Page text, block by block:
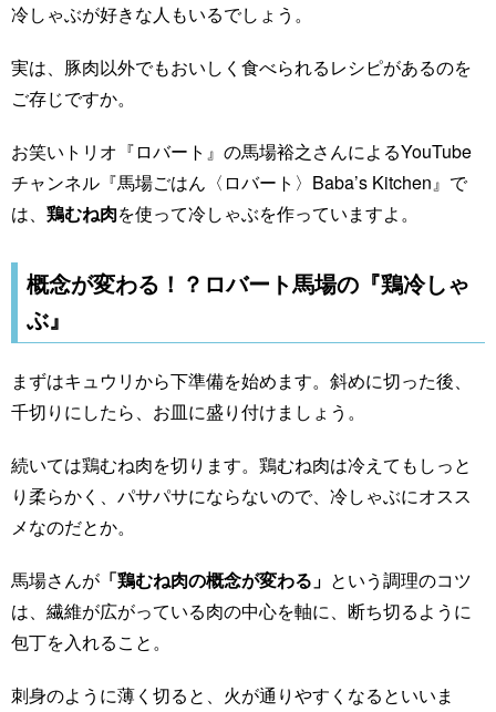
冷しゃぶが好きな人もいるでしょう。
実は、豚肉以外でもおいしく食べられるレシピがあるのを
ご存じですか。
お笑いトリオ『ロバート』の馬場裕之さんによるYouTube
チャンネル『馬場ごはん〈ロバート〉Baba’s Kitchen』で
は、 鶏むね肉を使って冷しゃぶを作っていますよ。
概念が変わる！？ロバート馬場の『鶏冷しゃ
ぶ』
まずはキュウリから下準備を始めます。斜めに切った後、
千切りにしたら、お皿に盛り付けましょう。
続いては鶏むね肉を切ります。鶏むね肉は冷えてもしっと
り柔らかく、パサパサにならないので、冷しゃぶにオスス
メなのだとか。
馬場さんが 「鶏むね肉の概念が変わる」 という調理のコツ
は、繊維が広がっている肉の中心を軸に、断ち切るように
包丁を入れること。
刺身のように薄く切ると、火が通りやすくなるといいま